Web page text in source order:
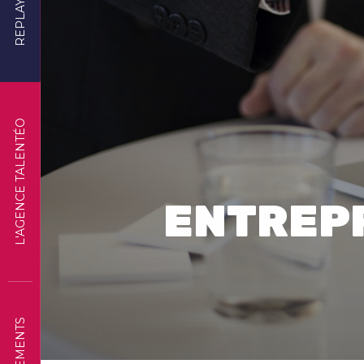
L'AGENCE TALENTÉO
REPLAYS